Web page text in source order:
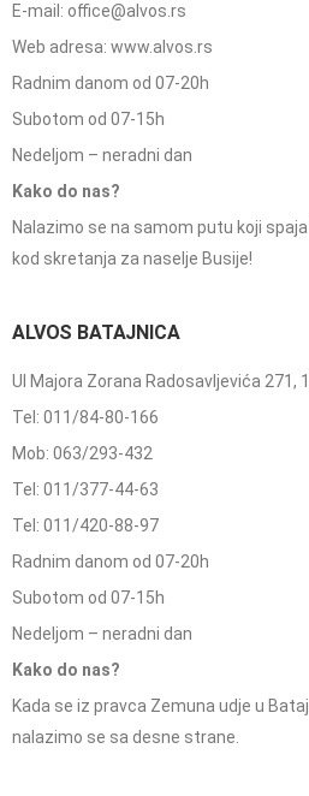
E-mail: office@alvos.rs
Web adresa: www.alvos.rs
Radnim danom od 07-20h
Subotom od 07-15h
Nedeljom – neradni dan
Kako do nas?
Nalazimo se na samom putu koji
kod skretanja za naselje Busije!
ALVOS BATAJNICA
Ul Majora Zorana Radosavljevića 271,
Tel: 011/84-80-166
Mob: 063/293-432
Tel: 011/377-44-63
Tel: 011/420-88-97
Radnim danom od 07-20h
Subotom od 07-15h
Nedeljom – neradni dan
Kako do nas?
Kada se iz pravca Zemuna udje u
nalazimo se sa desne strane.